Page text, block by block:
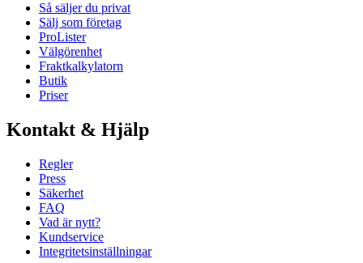
Så säljer du privat
Sälj som företag
ProLister
Välgörenhet
Fraktkalkylatorn
Butik
Priser
Kontakt & Hjälp
Regler
Press
Säkerhet
FAQ
Vad är nytt?
Kundservice
Integritetsinställningar